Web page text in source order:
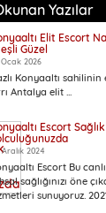
Yazılar
Elit Escort
Güzel
2026
Konyaaltı sahilinin
Antalya elit ...
Escort
Aralık 2024
Escort Bu
sağlığınızı öne
sunuyoruz.